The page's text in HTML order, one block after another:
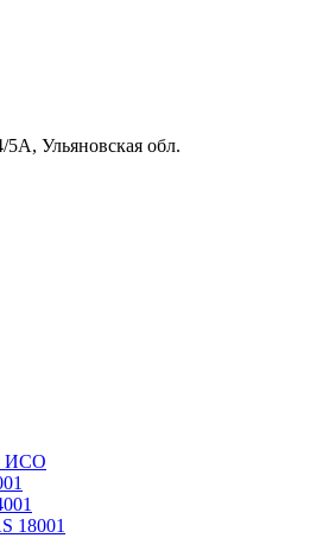
5А, Ульяновская обл.
ИСО
18001